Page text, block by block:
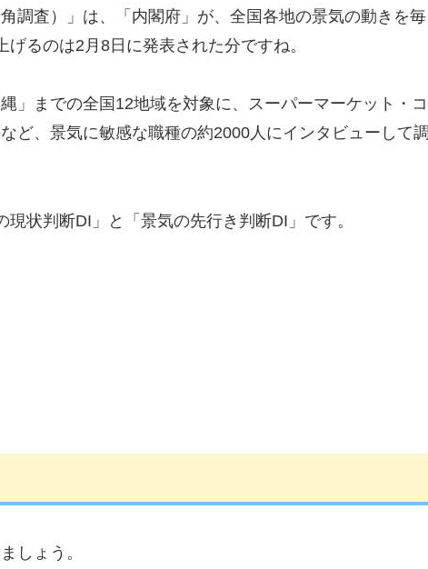
調査）」は、「内閣府」が、全国各地の景気の動きを毎
るのは2月8日に発表された分ですね。
」までの全国12地域を対象に、スーパーマーケット・コ
ど、景気に敏感な職種の約2000人にインタビューして調
状判断DI」と「景気の先行き判断DI」です。
しょう。